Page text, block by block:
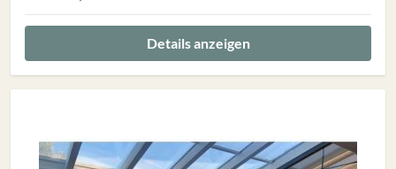
Details anzeigen